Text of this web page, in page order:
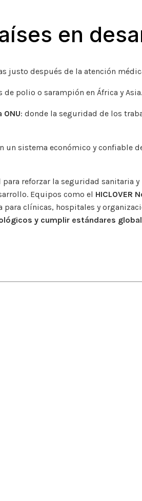
en
justo después de la atención
de polio o sarampión en África y Asia.
: donde la seguridad de los
un sistema económico y confiable
reforzar la seguridad sanitaria
Equipos como el HICLOVER
clínicas, hospitales y
y cumplir estándares